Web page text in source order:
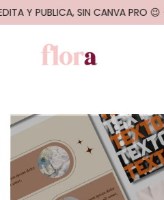
Y PUBLICA, SIN CANVA PRO 😉 -